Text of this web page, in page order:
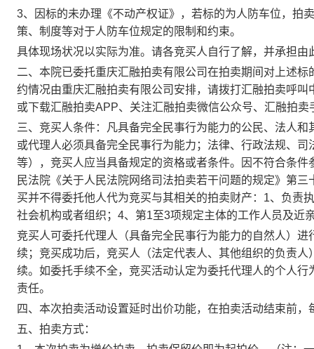
3、因标的未办理《不动产权证》，若标的为人防车位，拍
策、制度等对于人防车位规定的限制和约束。
具体现场状况以实际为准。请各竞买人自行了解，并承担由
二、 本院已委托重庆汇融拍卖有限公司在拍卖期间对上述
约情况由重庆汇融拍卖有限公司安排， 请拨打汇融拍卖呼叫
或下载汇融拍卖APP、关注汇融拍卖微信公众号、汇融拍
三、 竞买人条件：凡具备完全民事行为能力的公民、法人
或代理人必须具备完全民事行为能力；法律、行政法规、
等），竞买人应当具备规定的资格或者条件。因不符合条
民法院《关于人民法院网络司法拍卖若干问题的规定》第
买并不得委托他人代为竞买与其相关的拍卖财产： 1、负责
社会机构或者组织；4、第1至3项规定主体的工作人员及近
竞买人可委托代理人（具备完全民事行为能力的自然人）
续；竞买成功后，竞买人（法定代表人、其他组织的负责
续。如委托手续不全，竞买活动认定为委托代理人的个人
责任。
四、本次拍卖活动设置延时出价功能，在拍卖活动结束前，
五、拍卖方式：